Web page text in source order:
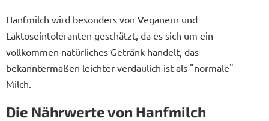
Hanfmilch wird besonders von Veganern und
Laktoseintoleranten geschätzt, da es sich um ein
vollkommen natürliches Getränk handelt, das
bekanntermaßen leichter verdaulich ist als "normale"
Milch.
Die Nährwerte von Hanfmilch